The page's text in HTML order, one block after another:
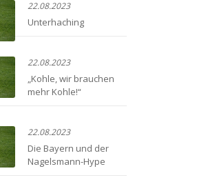
22.08.2023
Unterhaching
22.08.2023
„Kohle, wir brauchen
mehr Kohle!“
22.08.2023
Die Bayern und der
Nagelsmann-Hype